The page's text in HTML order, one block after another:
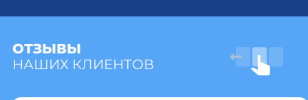
ОТЗЫВЫ
НАШИХ КЛИЕНТОВ